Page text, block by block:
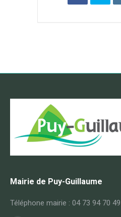
Mairie de Puy-Guillaume
Téléphone mairie : 04 73 94 70 49